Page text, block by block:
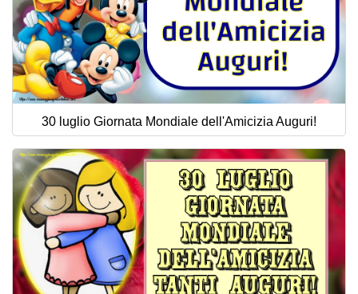
30 luglio Giornata Mondiale dell'Amicizia Auguri!